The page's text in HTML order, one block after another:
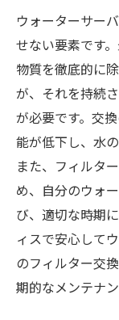
ウォーターサー
せない要素です
物質を徹底的に
が、それを持続
が必要です。交
能が低下し、水
また、フィルタ
め、自分のウォ
び、適切な時期
ィスで安心して
のフィルター交
期的なメンテナ